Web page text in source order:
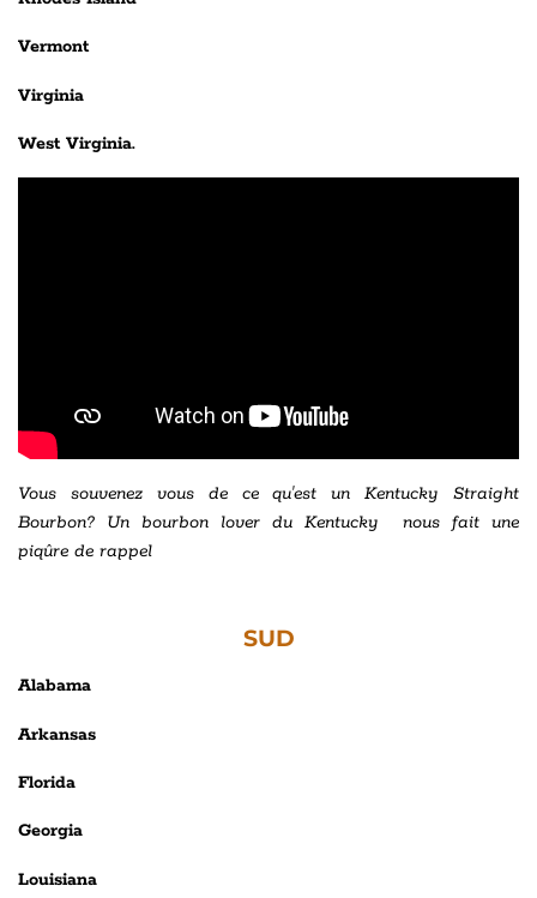
Vermont
Virginia
West Virginia.
Vous souvenez vous de ce qu'est un Kentucky Straight
Bourbon? Un bourbon lover du Kentucky nous fait une
piqûre de rappel
SUD
Alabama
Arkansas
Florida
Georgia
Louisiana